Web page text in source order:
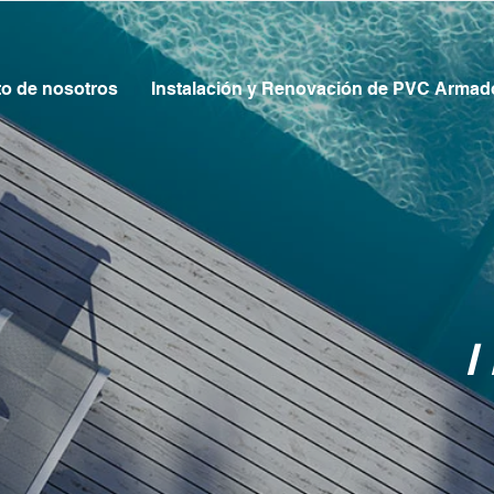
de nosotros Instalación y Renovación de PVC